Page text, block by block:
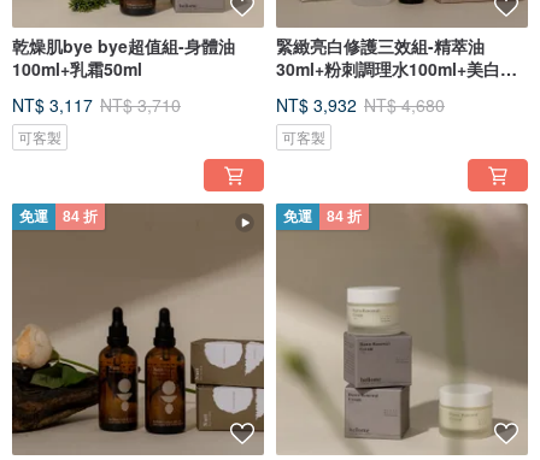
乾燥肌bye bye超值組-身體油
100ml+乳霜50ml
NT$ 3,117 NT$ 3,710
可客製
緊緻亮白修護三效組-精萃油
30ml+粉刺調理水100ml+美白精
NT$ 3,932 NT$ 4,680
可客製
免運 84 折 免運 84 折